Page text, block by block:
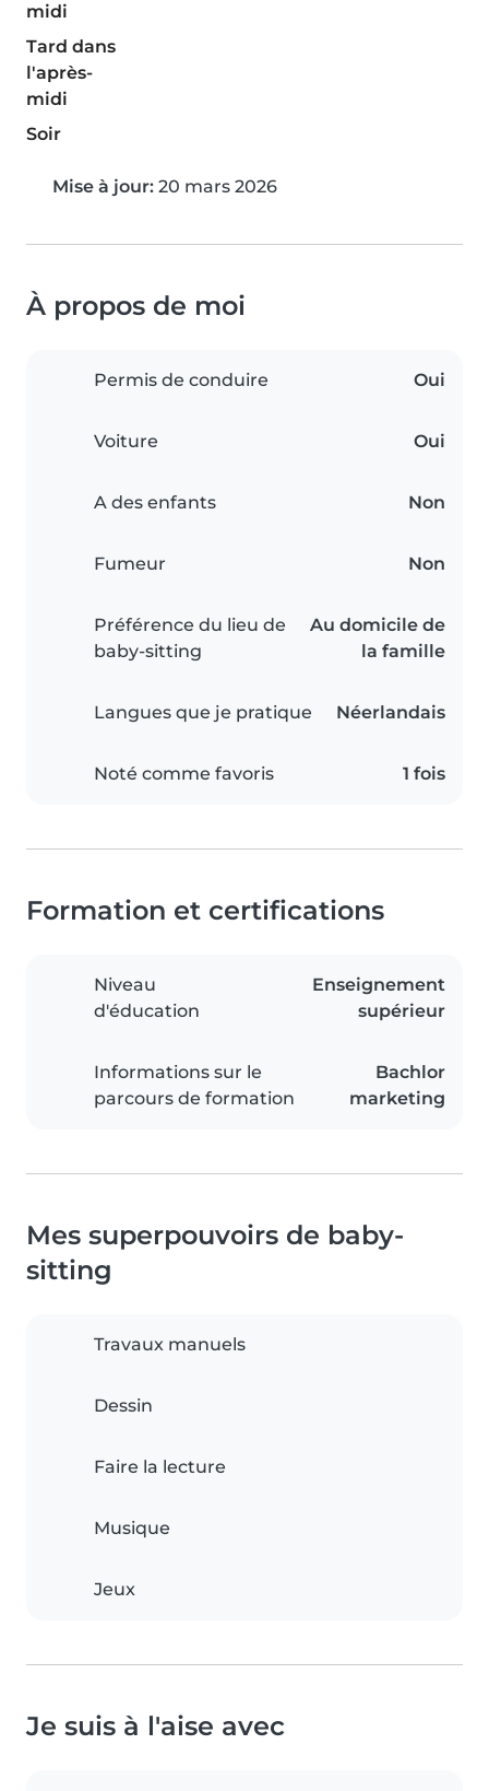
midi
Tard dans
l'après-
midi
Soir
Mise à jour: 20 mars 2026
À propos de moi
Permis de conduire Oui
Voiture Oui
A des enfants Non
Fumeur Non
Préférence du lieu de
baby-sitting
Au domicile de
la famille
Langues que je pratique Néerlandais
Noté comme favoris 1 fois
Formation et certifications
Niveau
d'éducation
Enseignement
supérieur
Informations sur le
parcours de formation
Bachlor
marketing
Mes superpouvoirs de baby-
sitting
Travaux manuels
Dessin
Faire la lecture
Musique
Jeux
Je suis à l'aise avec